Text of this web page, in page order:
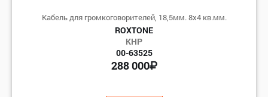
Кабель для громкоговорителей, 18,5мм. 8х4 кв.мм.
ROXTONE
КНР
00-63525
288 000